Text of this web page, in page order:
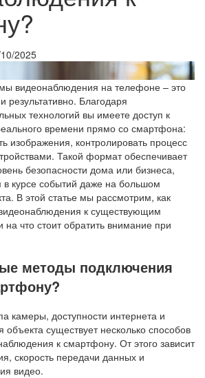
2025
видеонаблюдения на телефоне – это
результативно. Благодаря
технологий вы имеете доступ к
времени прямо со смартфона:
изображения, контролировать процесс
Такой формат обеспечивает
безопасности дома или бизнеса,
в курсе событий даже на большом
В этой статье мы рассмотрим, как
к существующим
что стоит обратить внимание при
методы подключения
камеры, доступности интернета и
существует несколько способов
к смартфону. От этого зависит
скорость передачи данных и
видео.